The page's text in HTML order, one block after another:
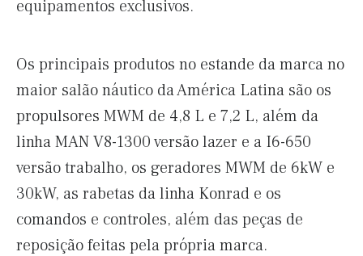
equipamentos exclusivos.
Os principais produtos no estande da marca no
maior salão náutico da América Latina são os
propulsores MWM de 4,8 L e 7,2 L, além da
linha MAN V8-1300 versão lazer e a I6-650
versão trabalho, os geradores MWM de 6kW e
30kW, as rabetas da linha Konrad e os
comandos e controles, além das peças de
reposição feitas pela própria marca.